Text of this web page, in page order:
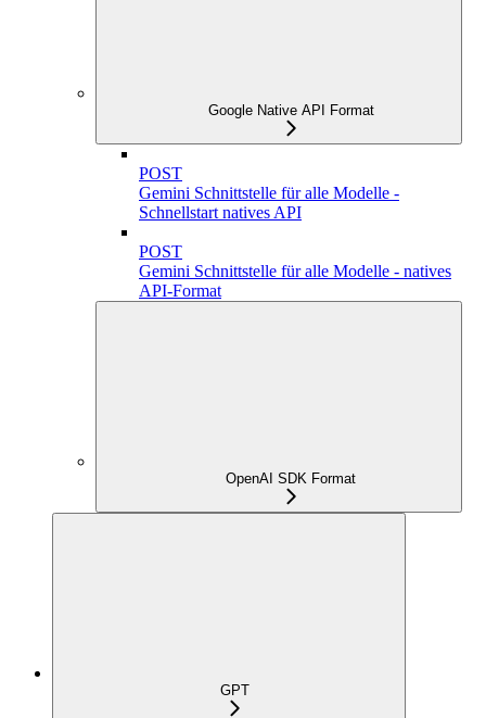
Google Native API Format
POST
Gemini Schnittstelle für alle Modelle -
Schnellstart natives API
POST
Gemini Schnittstelle für alle Modelle - natives
API-Format
OpenAI SDK Format
GPT